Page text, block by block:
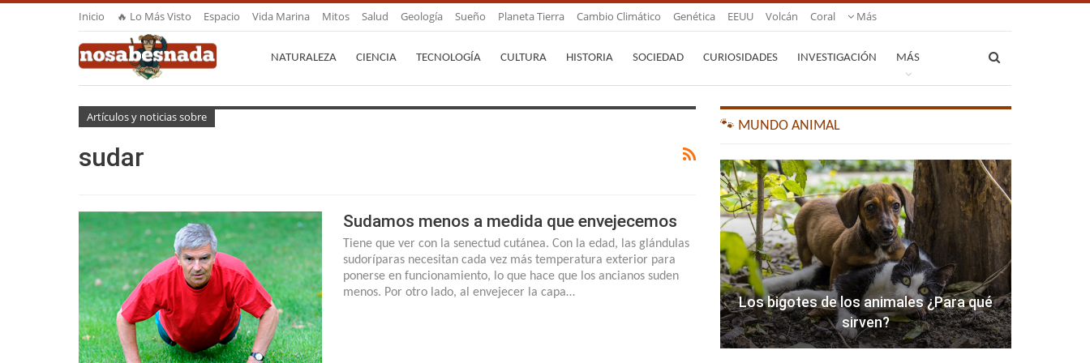
Inicio 🔥 Lo Más Visto Espacio Vida Marina Mitos Salud Geología Sueño Planeta Tierra Cambio Climático Genética EEUU Volcán Coral Más
NATURALEZA CIENCIA TECNOLOGÍA CULTURA HISTORIA SOCIEDAD CURIOSIDADES INVESTIGACIÓN MÁS
Artículos y noticias sobre
sudar
Sudamos menos a medida que envejecemos
Tiene que ver con la senectud cutánea. Con la edad, las glándulas
sudoríparas necesitan cada vez más temperatura exterior para
ponerse en funcionamiento, lo que hace que los ancianos suden
menos. Por otro lado, al envejecer la capa…
🐾 MUNDO ANIMAL
Los bigotes de los animales ¿Para qué
sirven?